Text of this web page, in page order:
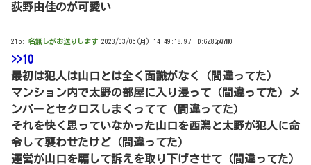
荻野由佳のが可愛い
215: 名無しがお送りします 2023/03/06(月) 14:49:18.97 ID:GZ8QpQYM0
>>10
最初は犯人は山口とは全く面識がなく（間違ってた）
マンション内で太野の部屋に入り浸って（間違ってた）メ
ンバーとセクロスしまくってて（間違ってた）
それを快く思っていなかった山口を西潟と太野が犯人に命
令して襲わせたけど（間違ってた）
運営が山口を騙して訴えを取り下げさせて（間違ってた）